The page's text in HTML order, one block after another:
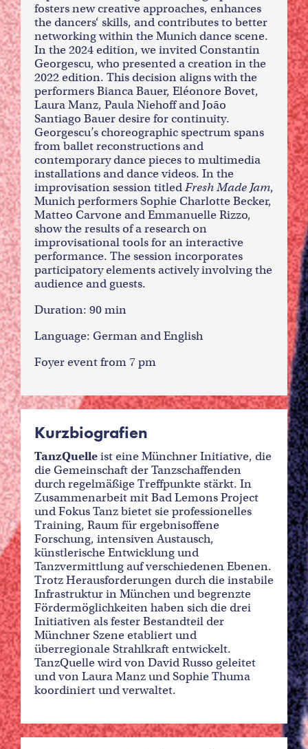
fosters new creative approaches, enhances
the dancers‘ skills, and contributes to better
networking within the Munich dance scene.
In the 2024 edition, we invited Constantin
Georgescu, who presented a creation in the
2022 edition. This decision aligns with the
performers Bianca Bauer, Eléonore Bovet,
Laura Manz, Paula Niehoff and João
Santiago Bauer desire for continuity.
Georgescu’s choreographic spectrum spans
from ballet reconstructions and
contemporary dance pieces to multimedia
installations and dance videos. In the
improvisation session titledFresh Made Jam,
Munich performers Sophie Charlotte Becker,
Matteo Carvone and Emmanuelle Rizzo,
show the results of a research on
improvisational tools for an interactive
performance. The session incorporates
participatory elements actively involving the
audience and guests.
Duration: 90 min
Language: German and English
Foyer event from 7 pm
Kurzbiografien
TanzQuelleist eine Münchner Initiative, die
die Gemeinschaft der Tanzschaffenden
durch regelmäßige Treffpunkte stärkt. In
Zusammenarbeit mit Bad Lemons Project
und Fokus Tanz bietet sie professionelles
Training, Raum für ergebnisoffene
Forschung, intensiven Austausch,
künstlerische Entwicklung und
Tanzvermittlung auf verschiedenen Ebenen.
Trotz Herausforderungen durch die instabile
Infrastruktur in München und begrenzte
Fördermöglichkeiten haben sich die drei
Initiativen als fester Bestandteil der
Münchner Szene etabliert und
überregionale Strahlkraft entwickelt.
TanzQuelle wird von David Russo geleitet
und von Laura Manz und Sophie Thuma
koordiniert und verwaltet.